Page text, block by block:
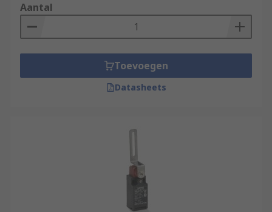
Aantal
Toevoegen
Datasheets